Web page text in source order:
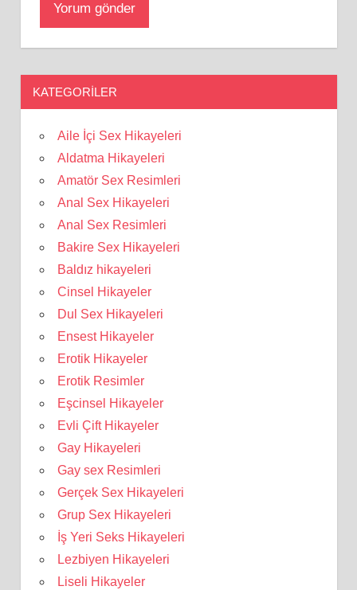
KATEGORILER
Aile İçi Sex Hikayeleri
Aldatma Hikayeleri
Amatör Sex Resimleri
Anal Sex Hikayeleri
Anal Sex Resimleri
Bakire Sex Hikayeleri
Baldız hikayeleri
Cinsel Hikayeler
Dul Sex Hikayeleri
Ensest Hikayeler
Erotik Hikayeler
Erotik Resimler
Eşcinsel Hikayeler
Evli Çift Hikayeler
Gay Hikayeleri
Gay sex Resimleri
Gerçek Sex Hikayeleri
Grup Sex Hikayeleri
İş Yeri Seks Hikayeleri
Lezbiyen Hikayeleri
Liseli Hikayeler